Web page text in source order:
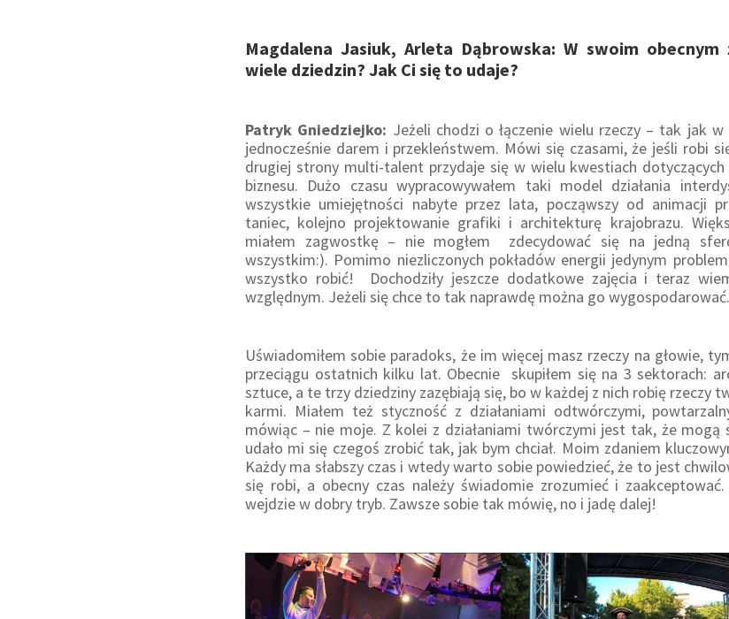
Magdalena Jasiuk, Arleta Dąbrowska: W swoim obecnym
wiele dziedzin? Jak Ci się to udaje?
Patryk Gniedziejko: Jeżeli chodzi o łączenie wielu rzeczy – tak jak
jednocześnie darem i przekleństwem. Mówi się czasami, że jeśli robi
drugiej strony multi-talent przydaje się w wielu kwestiach
biznesu. Dużo czasu wypracowywałem taki model działania
wszystkie umiejętności nabyte przez lata, począwszy od animacji
taniec, kolejno projektowanie grafiki i architekturę krajobrazu.
miałem zagwostkę – nie mogłem zdecydować się na jedną
wszystkim:). Pomimo niezliczonych pokładów energii jedynym
wszystko robić! Dochodziły jeszcze dodatkowe zajęcia i teraz
względnym. Jeżeli się chce to tak naprawdę można go wygospodarować.
Uświadomiłem sobie paradoks, że im więcej masz rzeczy na głowie,
przeciągu ostatnich kilku lat. Obecnie skupiłem się na 3 sektorach:
sztuce, a te trzy dziedziny zazębiają się, bo w każdej z nich robię rzeczy
karmi. Miałem też styczność z działaniami odtwórczymi,
mówiąc – nie moje. Z kolei z działaniami twórczymi jest tak, że mogą
udało mi się czegoś zrobić tak, jak bym chciał. Moim zdaniem
Każdy ma słabszy czas i wtedy warto sobie powiedzieć, że to jest
się robi, a obecny czas należy świadomie zrozumieć i
wejdzie w dobry tryb. Zawsze sobie tak mówię, no i jadę dalej!